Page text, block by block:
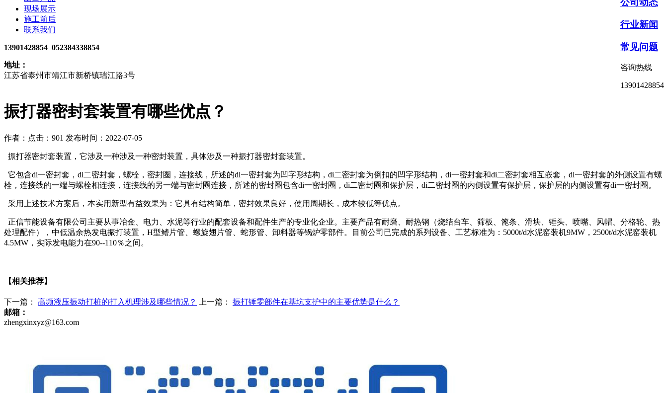
公司动态
行业新闻
常见问题
咨询热线
13901428854
振打器密封套装置有哪些优点？
作者： 点击：901 发布时间：2022-07-05
振打器密封套装置，它涉及一种涉及一种密封装置，具体涉及一种振打器密封套装置。
它包含di一密封套，di二密封套，螺栓，密封圈，连接线，所述的di一密封套为凹字形结构，di二密封套为倒扣的凹字形结构，di一密封套和di二密封套相互嵌套，di一密封套的外侧设置有螺
栓，连接线的一端与螺栓相连接，连接线的另一端与密封圈连接，所述的密封圈包含di一密封圈，di二密封圈和保护层，di二密封圈的内侧设置有保护层，保护层的内侧设置有di一密封圈。
采用上述技术方案后，本实用新型有益效果为：它具有结构简单，密封效果良好，使用周期长，成本较低等优点。
正信节能设备有限公司主要从事冶金、电力、水泥等行业的配套设备和配件生产的专业化企业。主要产品有耐磨、耐热钢（烧结台车、筛板、篦条、滑块、锤头、喷嘴、风帽、分格轮、热
处理配件），中低温余热发电振打装置，H型鳍片管、螺旋翅片管、蛇形管、卸料器等锅炉零部件。目前公司已完成的系列设备、工艺标准为：5000t/d水泥窑装机9MW，2500t/d水泥窑装机
4.5MW，实际发电能力在90--110％之间。
【相关推荐】
下一篇： 高频液压振动打桩的打入机理涉及哪些情况？ 上一篇： 振打锤零部件在基坑支护中的主要优势是什么？
现场展示
施工前后
联系我们
13901428854 052384338854
地址：
江苏省泰州市靖江市新桥镇瑞江路3号
邮箱：
zhengxinxyz@163.com